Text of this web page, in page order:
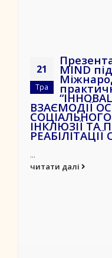
21
Тра
MIND
ВЗАЄМОДІЇ
ІНКЛЮЗІЇ ТА
...
читати далі